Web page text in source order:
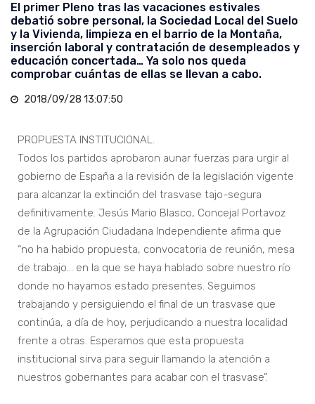
El primer Pleno tras las vacaciones estivales
debatió sobre personal, la Sociedad Local del Suelo
y la Vivienda, limpieza en el barrio de la Montaña,
inserción laboral y contratación de desempleados y
educación concertada… Ya solo nos queda
comprobar cuántas de ellas se llevan a cabo.
2018/09/28 13:07:50
PROPUESTA INSTITUCIONAL.
Todos los partidos aprobaron aunar fuerzas para urgir al
gobierno de España a la revisión de la legislación vigente
para alcanzar la extinción del trasvase tajo-segura
definitivamente. Jesús Mario Blasco, Concejal Portavoz
de la Agrupación Ciudadana Independiente afirma que
“no ha habido propuesta, convocatoria de reunión, mesa
de trabajo… en la que se haya hablado sobre nuestro río
donde no hayamos estado presentes. Seguimos
trabajando y persiguiendo el final de un trasvase que
continúa, a día de hoy, perjudicando a nuestra localidad
frente a otras. Esperamos que esta propuesta
institucional sirva para seguir llamando la atención a
nuestros gobernantes para acabar con el trasvase”.